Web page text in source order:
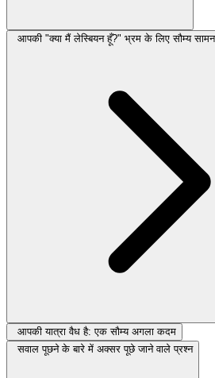
आपकी "क्या मैं लेस्बियन हूँ?" भ्रम के लिए सौम्य
आपकी यात्रा वैध है: एक सौम्य अगला कदम
सवाल पूछने के बारे में अक्सर पूछे जाने वाले प्रश्न